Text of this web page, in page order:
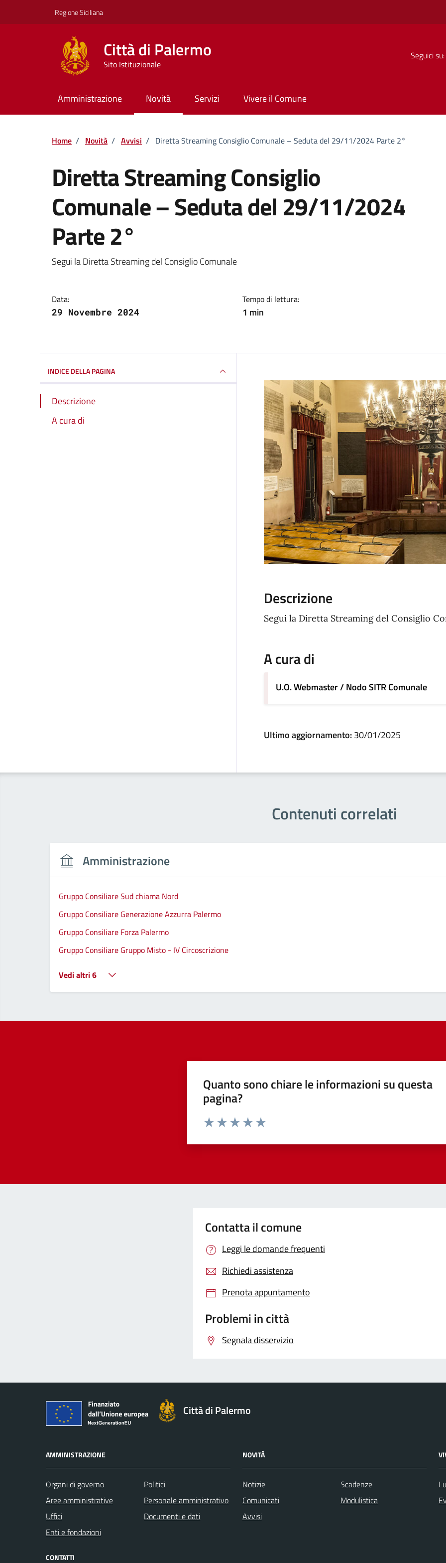
Regione Siciliana
Città di Palermo
Sito Istituzionale
Seguici su:
Amministrazione Novità Servizi Vivere il Comune
Home / Novità / Avvisi / Diretta Streaming Consiglio Comunale – Seduta del 29/11/2024 Parte 2°
Diretta Streaming Consiglio
Comunale – Seduta del 29/11/2024
Parte 2°
Dettagli della notizia
Segui la Diretta Streaming del Consiglio Comunale
Data:
29 Novembre 2024
Tempo di lettura:
1 min
INDICE DELLA PAGINA
Descrizione
A cura di
Descrizione
Segui la Diretta Streaming del Consiglio
A cura di
U.O. Webmaster / Nodo SITR Comunale
Ultimo aggiornamento:30/01/2025
Contenuti correlati
Amministrazione
Gruppo Consiliare Sud chiama Nord
Gruppo Consiliare Generazione Azzurra Palermo
Gruppo Consiliare Forza Palermo
Gruppo Consiliare Gruppo Misto - IV Circoscrizione
Vedi altri 6
Quanto sono chiare le informazioni su questa
pagina?
Contatta il comune
Leggi le domande frequenti
Richiedi assistenza
Prenota appuntamento
Problemi in città
Segnala disservizio
Città di Palermo
AMMINISTRAZIONE
Organi di governo
Aree amministrative
Uffici
Enti e fondazioni
Politici
Personale amministrativo
Documenti e dati
NOVITÀ
Notizie
Comunicati
Avvisi
Scadenze
Modulistica
CONTATTI